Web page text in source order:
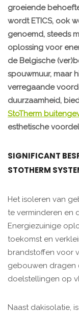
groeiende
wordt ETICS, ook
genoemd, steeds
oplossing voor
de Belgische
spouwmuur, maar
verregaande
duurzaamheid,
StoTherm
esthetische
SIGNIFICANT
STOTHERM
Het isoleren van
te verminderen en
Energiezuinige
toekomst en
brandstoffen voor
gebouwen dragen
doelstellingen op
Naast dakisolatie,